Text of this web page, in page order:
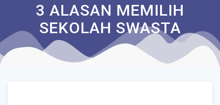
3 ALASAN MEMILIH
SEKOLAH SWASTA